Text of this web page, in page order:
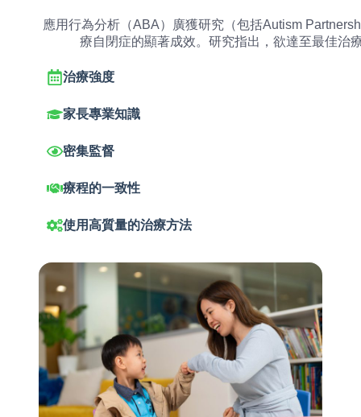
應用行為分析（ABA）廣獲研究（包括Autism
療自閉症的顯著成效。研究指出，欲達至最佳治
治療強度
家長專業知識
密集監督
療程的一致性
使用高質量的治療方法